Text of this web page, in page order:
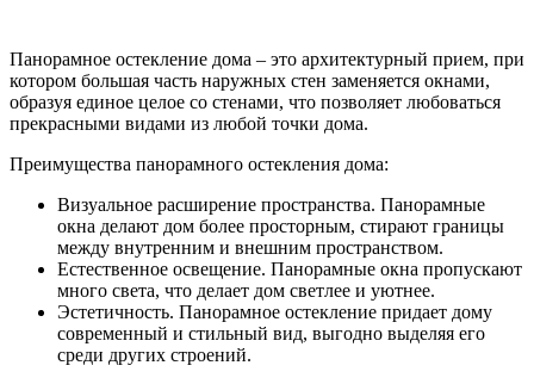
Панорамное остекление дома – это архитектурный прием, при
котором большая часть наружных стен заменяется окнами,
образуя единое целое со стенами, что позволяет любоваться
прекрасными видами из любой точки дома.
Преимущества панорамного остекления дома:
Визуальное расширение пространства. Панорамные
окна делают дом более просторным, стирают границы
между внутренним и внешним пространством.
Естественное освещение. Панорамные окна пропускают
много света, что делает дом светлее и уютнее.
Эстетичность. Панорамное остекление придает дому
современный и стильный вид, выгодно выделяя его
среди других строений.